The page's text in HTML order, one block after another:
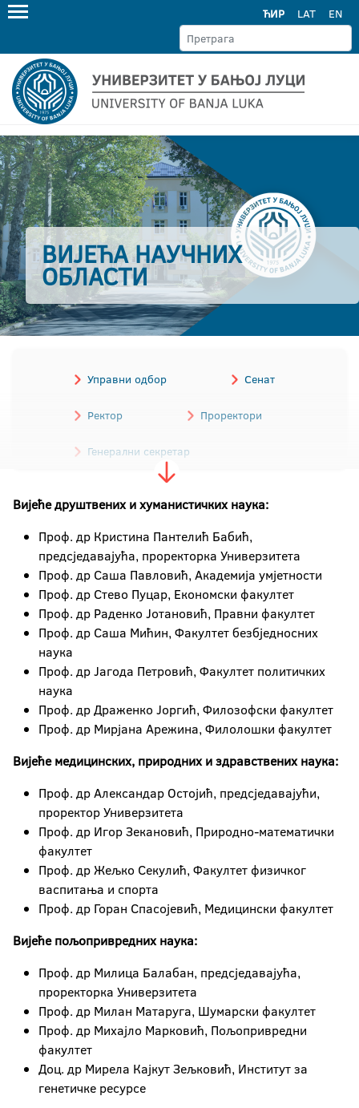
ЋИР LAT EN
ВИЈЕЋА НАУЧНИХ
ОБЛАСТИ
Управни одбор Сенат
Ректор Проректори
Генерални секретар
Финансијски директор
Колегијум
Вијећа научних области
Вијеће друштвених и хуманистичких наука:
Проф. др Кристина Пантелић Бабић,
предсједавајућа, проректорка Универзитета
Проф. др Саша Павловић, Академија умјетности
Проф. др Стево Пуцар, Економски факултет
Проф. др Раденко Јотановић, Правни факултет
Проф. др Саша Мићин, Факултет безбједносних
наука
Проф. др Јагода Петровић, Факултет политичких
наука
Проф. др Драженко Јоргић, Филозофски факултет
Проф. др Мирјана Арежина, Филолошки факултет
Вијеће медицинских, природних и здравствених наука:
Проф. др Александар Остојић, предсједавајући,
проректор Универзитета
Проф. др Игор Зекановић, Природно-математички
факултет
Проф. др Жељко Секулић, Факултет физичког
васпитања и спорта
Проф. др Горан Спасојевић, Медицински факултет
Вијеће пољопривредних наука:
Проф. др Милица Балабан, предсједавајућа,
проректорка Универзитета
Проф. др Милан Матаруга, Шумарски факултет
Проф. др Михајло Марковић, Пољопривредни
факултет
Доц. др Мирела Кајкут Зељковић, Институт за
генетичке ресурсе